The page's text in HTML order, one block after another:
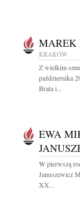
MAREK
KRAKÓW
Z wielkim
października
Brata i...
EWA
W pierwszą
Januszewicz
XX...